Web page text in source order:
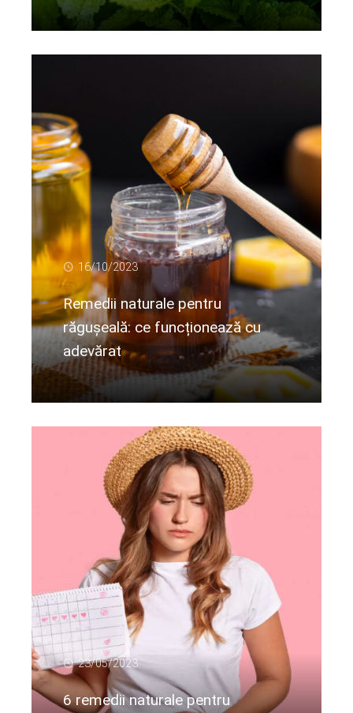
Citeste mai departe...
16/10/2023
Remedii naturale pentru
răgușeală: ce funcționează cu
adevărat
Citeste mai departe...
23/05/2023
6 remedii naturale pentru